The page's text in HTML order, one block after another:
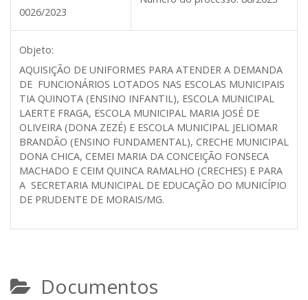
0026/2023
Objeto:
AQUISIÇÃO DE UNIFORMES PARA ATENDER A DEMANDA
DE FUNCIONÁRIOS LOTADOS NAS ESCOLAS MUNICIPAIS
TIA QUINOTA (ENSINO INFANTIL), ESCOLA MUNICIPAL
LAERTE FRAGA, ESCOLA MUNICIPAL MARIA JOSÉ DE
OLIVEIRA (DONA ZEZÉ) E ESCOLA MUNICIPAL JELIOMAR
BRANDÃO (ENSINO FUNDAMENTAL), CRECHE MUNICIPAL
DONA CHICA, CEMEI MARIA DA CONCEIÇÃO FONSECA
MACHADO E CEIM QUINCA RAMALHO (CRECHES) E PARA
A SECRETARIA MUNICIPAL DE EDUCAÇÃO DO MUNICÍPIO
DE PRUDENTE DE MORAIS/MG.
Documentos